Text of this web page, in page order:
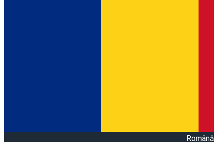
Română